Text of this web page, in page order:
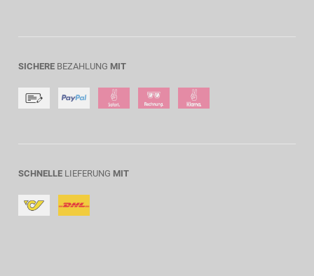
SICHERE BEZAHLUNG MIT
SCHNELLE LIEFERUNG MIT